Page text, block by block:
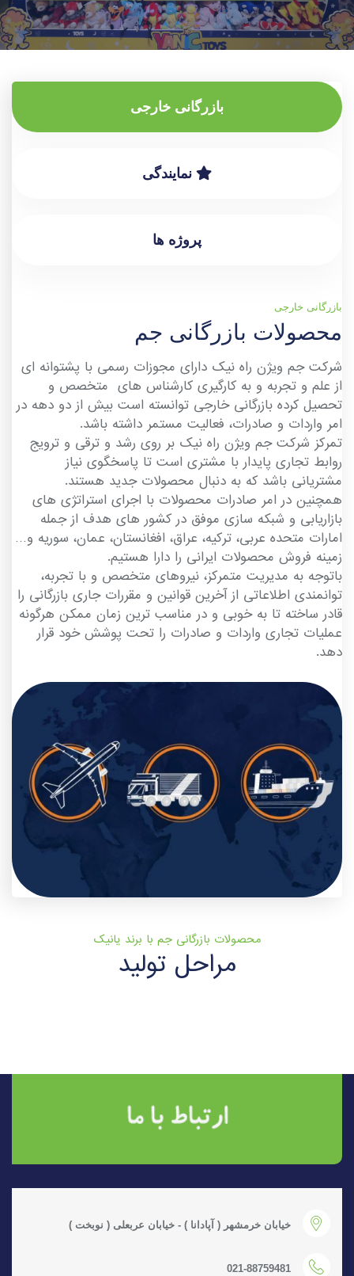
بازرگانی خارجی
نمایندگی
پروژه ها
بازرگانی خارجی
محصولات بازرگانی جم
شرکت جم ویژن راه نیک دارای مجوزات رسمی با پشتوانه ای
از علم و تجربه و به كارگیری کارشناس های متخصص و
تحصیل کرده بازرگانی خارجی توانسته است بیش از دو دهه در
امر واردات و صادرات، فعالیت مستمر داشته باشد.
تمرکز شرکت جم ویژن راه نیک بر روی رشد و ترقی و ترویج
روابط تجاری پایدار با مشتری است تا پاسخگوی نیاز
مشتریانی باشد که به دنبال محصولات جدید هستند.
همچنین در امر صادرات محصولات با اجرای استراتژی های
بازاریابی و شبکه سازی موفق در کشور های هدف از جمله
امارات متحده عربی، ترکیه، عراق، افغانستان، عمان، سوریه و…
زمینه فروش محصولات ایرانی را دارا هستیم.
باتوجه به مدیریت متمرکز، نیروهای متخصص و با تجربه،
توانمندی اطلاعاتی از آخرین قوانین و مقررات جاری بازرگانی را
قادر ساخته تا به خوبی و در مناسب ترین زمان ممکن هرگونه
عملیات تجاری واردات و صادرات را تحت پوشش خود قرار
دهد.
محصولات بازرگانی جم با برند یانیک
مراحل تولید
خیابان خرمشهر ( آپادانا ) - خیابان عربعلی ( نوبخت )
021-88759481